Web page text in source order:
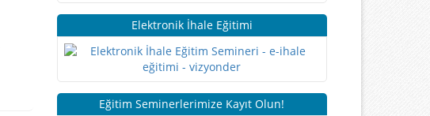
Elektronik İhale Eğitimi
Eğitim Seminerlerimize Kayıt Olun!